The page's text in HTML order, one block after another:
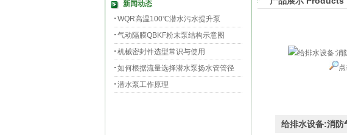
新闻动态
WQR高温100℃潜水污水提升泵
气动隔膜QBKF粉末泵结构示意图
机械密封件选型常识与使用
如何根据流量选择潜水泵扬水管管径
潜水泵工作原理
给排水设备:消防